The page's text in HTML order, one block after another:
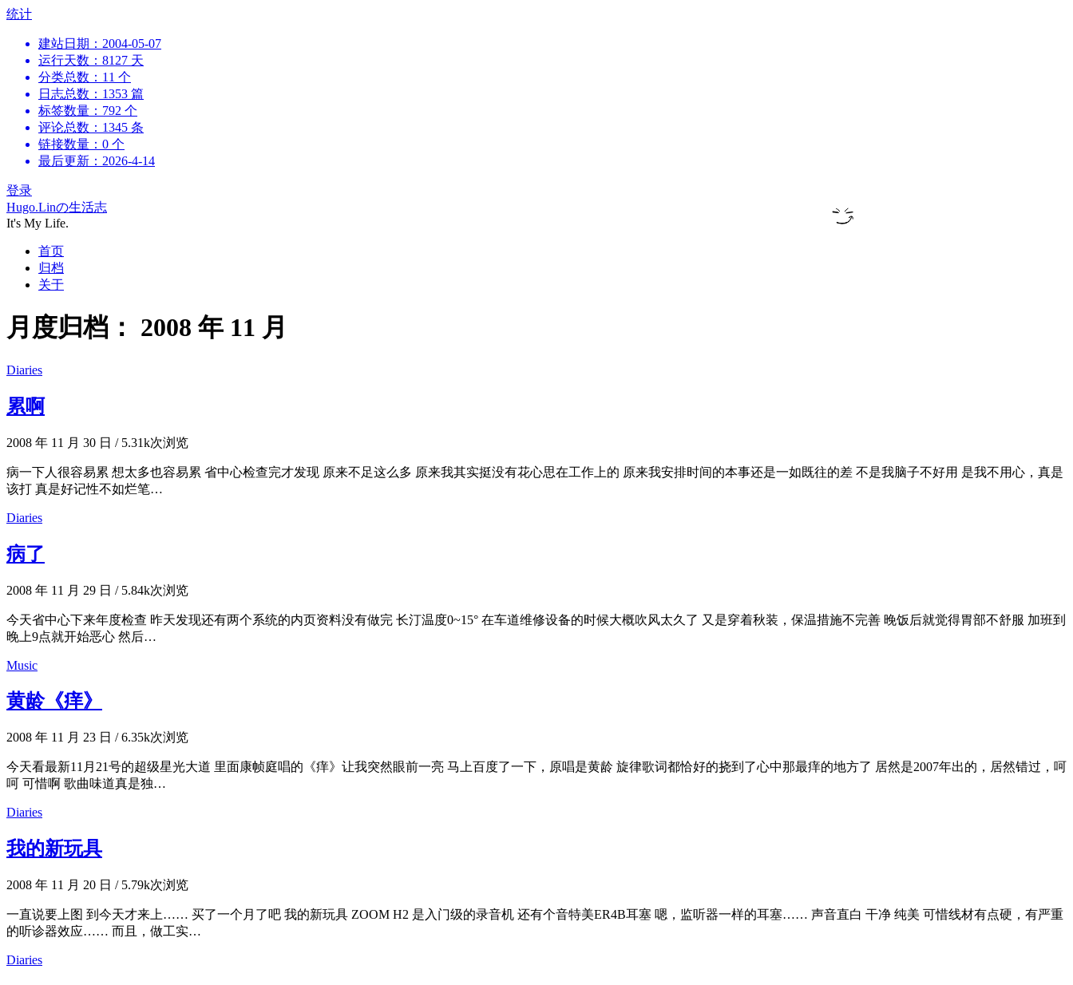
跳
统计
建站日期：2004-05-07
运行天数：8127 天
分类总数：11 个
日志总数：1353 篇
标签数量：792 个
评论总数：1345 条
链接数量：0 个
最后更新：2026-4-14
登录
Hugo.Linの生活志
It's My Life.
首页
归档
关于
月度归档： 2008 年 11 月
Diaries
累啊
2008 年 11 月 30 日 /5.31k次浏览
病一下人很容易累 想太多也容易累 省中心检查完才发现 原来不足这么多 原来我其实挺没有花心思在工作上的 原来我安排时间的本事还是一如既往的差 不是我脑子不好用 是我不用心，真是
该打 真是好记性不如烂笔…
Diaries
病了
2008 年 11 月 29 日 /5.84k次浏览
今天省中心下来年度检查 昨天发现还有两个系统的内页资料没有做完 长汀温度0~15° 在车道维修设备的时候大概吹风太久了 又是穿着秋装，保温措施不完善 晚饭后就觉得胃部不舒服 加班到
晚上9点就开始恶心 然后…
Music
黄龄《痒》
2008 年 11 月 23 日 /6.35k次浏览
今天看最新11月21号的超级星光大道 里面康帧庭唱的《痒》让我突然眼前一亮 马上百度了一下，原唱是黄龄 旋律歌词都恰好的挠到了心中那最痒的地方了 居然是2007年出的，居然错过，呵
呵 可惜啊 歌曲味道真是独…
Diaries
我的新玩具
2008 年 11 月 20 日 /5.79k次浏览
一直说要上图 到今天才来上…… 买了一个月了吧 我的新玩具 ZOOM H2 是入门级的录音机 还有个音特美ER4B耳塞 嗯，监听器一样的耳塞…… 声音直白 干净 纯美 可惜线材有点硬，有严重
的听诊器效应…… 而且，做工实…
Diaries